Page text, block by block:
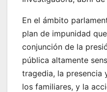
En el ámbito
plan de impunidad
conjunción de la
pública altamente
tragedia, la presencia
los familiares, y la